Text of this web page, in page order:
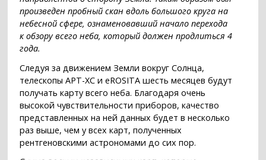
произведен пробный скан вдоль большого круга на
небесной сфере, ознаменовавший начало перехода
к обзору всего неба, который должен продлиться 4
года.
Следуя за движением Земли вокруг Солнца,
телескопы АРТ-ХС и eROSITA шесть месяцев будут
получать карту всего неба. Благодаря очень
высокой чувствительности приборов, качество
представленных на ней данных будет в несколько
раз выше, чем у всех карт, полученных
рентгеновскими астрономами до сих пор.